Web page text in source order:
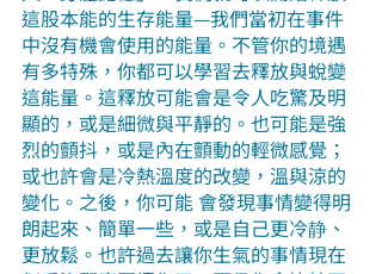
這股本能的生存能量—我們當初在事件
中沒有機會使用的能量。不管你的境遇
有多特殊，你都可以學習去釋放與蛻變
這能量。這釋放可能會是令人吃驚及明
顯的，或是細微與平靜的。也可能是強
烈的顫抖，或是內在顫動的輕微感覺；
或也許會是冷熱溫度的改變，溫與涼的
變化。之後，你可能 會發現事情變得明
朗起來、簡單一些，或是自己更冷静、
更放鬆。也許過去讓你生氣的事情現在